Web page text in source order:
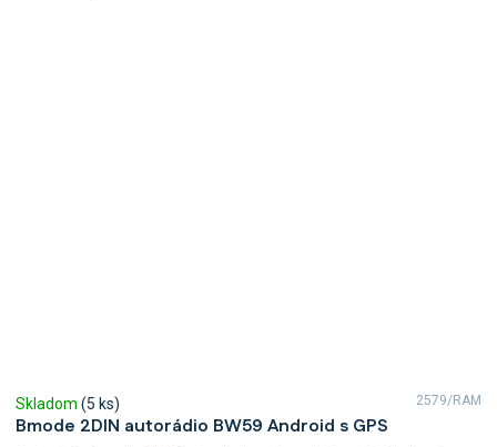
Bmode 2DIN autorádio BW59 Android s GPS
Skladom (5 ks) 2579/RAM